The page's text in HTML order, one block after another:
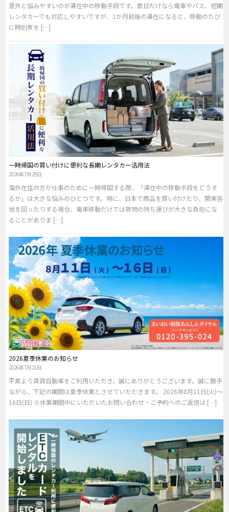
意外と悩みやすいのが滞在中の移動手段です。数日だけなら電車やバス、短期
レンタカーでも対応しやすいですが、1か月前後の滞在になると、移動のたび
に時刻表を […]
一時帰国の買い付けに便利な長期レンタカー活用法
2026年7月29日
海外在住の方が仕事のために一時帰国する際、「滞在中の移動手段をどうす
るか」は大きな悩みのひとつです。特に、日本で商品を買い付けたり、関東各
地を回ったりする場合、電車移動だけでは荷物の持ち運びが大きな負担にな
ることがありま […]
2026夏季休業のお知らせ
2026年7月21日
平素より賃貸自動車をご利用いただき、誠にありがとうございます。誠に勝手
ながら、下記の期間は夏季休業とさせていただきます。 2026年8月11日(火)～
16日(日) ※休業期間中にいただいたお問い合わせ・ご予約へのご返信は […]